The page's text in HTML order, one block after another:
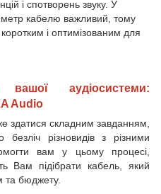
і спотворень звуку. У
кабелю важливий, тому
і оптимізованим для
аудіосистеми:
Audio
здатися складним завданням,
різновидів з різними
вам у цьому процесі,
Вам підібрати кабель, який
та бюджету.